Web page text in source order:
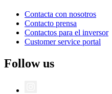
Contacta con nosotros
Contacto prensa
Contactos para el inversor
Customer service portal
Follow us